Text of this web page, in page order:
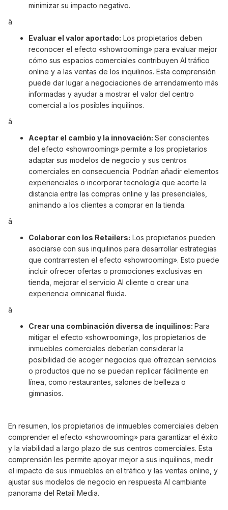
minimizar su impacto negativo.
â
Evaluar el valor aportado: Los propietarios deben
reconocer el efecto «showrooming» para evaluar mejor
cómo sus espacios comerciales contribuyen AI tráfico
online y a las ventas de los inquilinos. Esta comprensión
puede dar lugar a negociaciones de arrendamiento más
informadas y ayudar a mostrar el valor del centro
comercial a los posibles inquilinos.
â
Aceptar el cambio y la innovación: Ser conscientes
del efecto «showrooming» permite a los propietarios
adaptar sus modelos de negocio y sus centros
comerciales en consecuencia. Podrían añadir elementos
experienciales o incorporar tecnología que acorte la
distancia entre las compras online y las presenciales,
animando a los clientes a comprar en la tienda.
â
Colaborar con los Retailers: Los propietarios pueden
asociarse con sus inquilinos para desarrollar estrategias
que contrarresten el efecto «showrooming». Esto puede
incluir ofrecer ofertas o promociones exclusivas en
tienda, mejorar el servicio AI cliente o crear una
experiencia omnicanal fluida.
â
Crear una combinación diversa de inquilinos: Para
mitigar el efecto «showrooming», los propietarios de
inmuebles comerciales deberían considerar la
posibilidad de acoger negocios que ofrezcan servicios
o productos que no se puedan replicar fácilmente en
línea, como restaurantes, salones de belleza o
gimnasios.
En resumen, los propietarios de inmuebles comerciales deben
comprender el efecto «showrooming» para garantizar el éxito
y la viabilidad a largo plazo de sus centros comerciales. Esta
comprensión les permite apoyar mejor a sus inquilinos, medir
el impacto de sus inmuebles en el tráfico y las ventas online, y
ajustar sus modelos de negocio en respuesta AI cambiante
panorama del Retail Media.